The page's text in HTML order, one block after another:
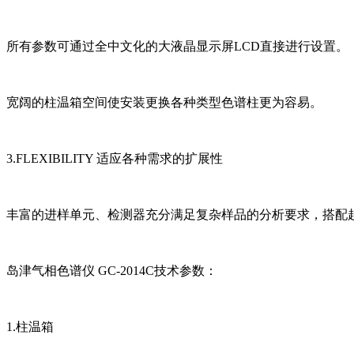
所有参数可通过全中文化的大液晶显示屏LCD直接进行设置。
宽阔的柱温箱空间使安装更换各种类型色谱柱更为容易。
3.FLEXIBILITY 适应各种需求的扩展性
丰富的进样单元、检测器充分满足复杂样品的分析要求，搭配
岛津气相色谱仪 GC-2014C技术参数：
1.柱温箱